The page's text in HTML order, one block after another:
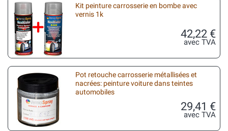
Kit peinture carrosserie en bombe avec
vernis 1k
42,22 €
avec TVA
Pot retouche carrosserie métallisées et
nacrées: peinture voiture dans teintes
automobiles
29,41 €
avec TVA